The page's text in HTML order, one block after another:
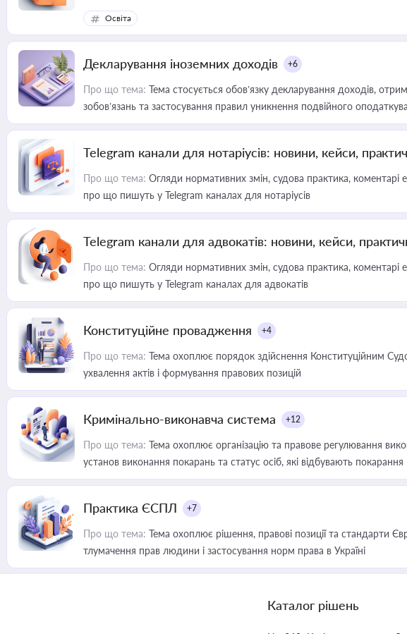
Освіта
Декларування іноземних доходів +6
Про що тема: Тема стосується обов’язку декларування доходів,
зобов’язань та застосування правил уникнення подвійного
Telegram канали для нотаріусів: новини, кейси,
Про що тема: Огляди нормативних змін, судова практика, коментарі
про що пишуть у Telegram каналах для нотаріусів
Telegram канали для адвокатів: новини, кейси,
Про що тема: Огляди нормативних змін, судова практика, коментарі
про що пишуть у Telegram каналах для адвокатів
Конституційне провадження +4
Про що тема: Тема охоплює порядок здійснення Конституційним
ухвалення актів і формування правових позицій
Кримінально-виконавча система +12
Про що тема: Тема охоплює організацію та правове регулювання
установ виконання покарань та статус осіб, які відбувають покарання
Практика ЄСПЛ +7
Про що тема: Тема охоплює рішення, правові позиції та стандарти
тлумачення прав людини і застосування норм права в Україні
Каталог рішень